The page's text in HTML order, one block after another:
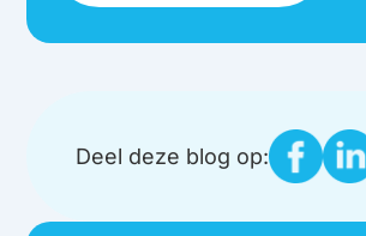
Deel deze blog op: